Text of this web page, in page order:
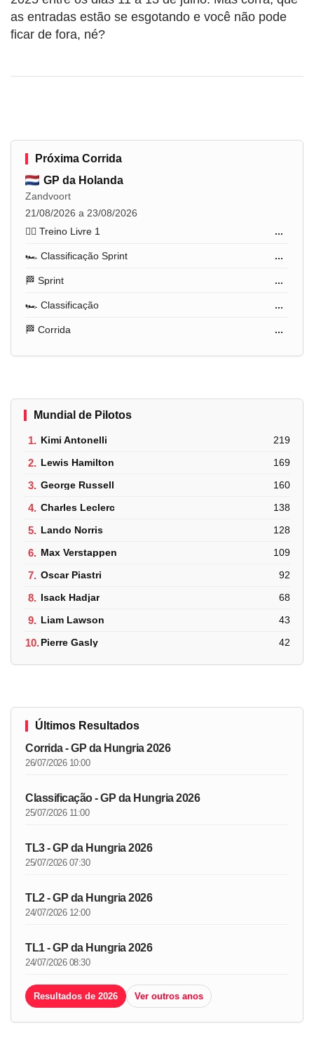
as entradas estão se esgotando e você não pode
ficar de fora, né?
Próxima Corrida
GP da Holanda
Zandvoort
21/08/2026 a 23/08/2026
🏋️‍♂️ Treino Livre 1
...
🏎️ Classificação Sprint ...
🏁 Sprint ...
🏎️ Classificação ...
🏁 Corrida ...
Mundial de Pilotos
1. Kimi Antonelli 219
2. Lewis Hamilton 169
3. George Russell 160
4. Charles Leclerc 138
5. Lando Norris 128
6. Max Verstappen 109
7. Oscar Piastri 92
8. Isack Hadjar 68
9. Liam Lawson 43
10.Pierre Gasly 42
Últimos Resultados
Corrida - GP da Hungria 2026
26/07/2026 10:00
Classificação - GP da Hungria 2026
25/07/2026 11:00
TL3 - GP da Hungria 2026
25/07/2026 07:30
TL2 - GP da Hungria 2026
24/07/2026 12:00
TL1 - GP da Hungria 2026
24/07/2026 08:30
Resultados de 2026 Ver outros anos